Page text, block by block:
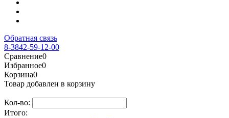
Обратная связь
8-3842-59-12-00
Сравнение0
Избранное0
Корзина0
Товар добавлен в корзину
Кол-во:
Итого: